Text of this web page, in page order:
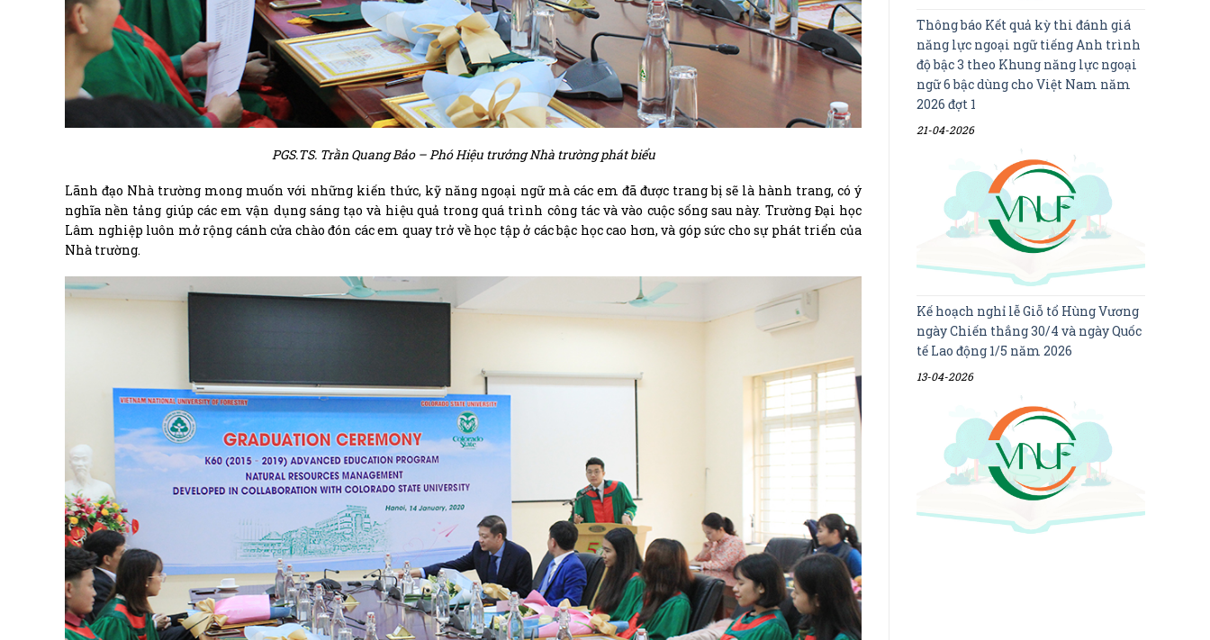
PGS.TS. Trần Quang Bảo – Phó Hiệu trưởng Nhà trường phát biểu
Lãnh đạo Nhà trường mong muốn với những kiến thức, kỹ năng ngoại ngữ mà các em đã được trang bị sẽ là hành trang, có ý
nghĩa nền tảng giúp các em vận dụng sáng tạo và hiệu quả trong quá trình công tác và vào cuộc sống sau này. Trường Đại học
Lâm nghiệp luôn mở rộng cánh cửa chào đón các em quay trở về học tập ở các bậc học cao hơn, và góp sức cho sự phát triển của
Nhà trường.
Thông báo Kết quả kỳ thi đánh giá
năng lực ngoại ngữ tiếng Anh trình
độ bậc 3 theo Khung năng lực ngoại
ngữ 6 bậc dùng cho Việt Nam năm
2026 đợt 1
21-04-2026
Kế hoạch nghỉ lễ Giỗ tổ Hùng Vương
ngày Chiến thắng 30/4 và ngày Quốc
tế Lao động 1/5 năm 2026
13-04-2026